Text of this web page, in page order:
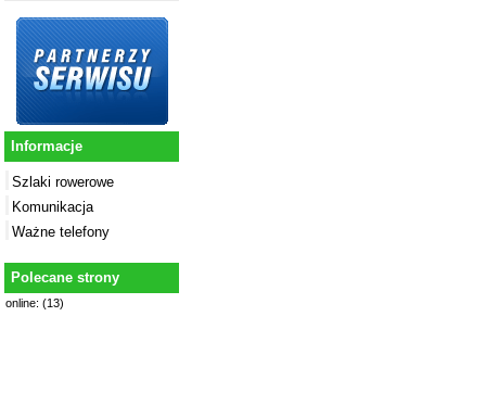
Informacje
Szlaki rowerowe
Komunikacja
Ważne telefony
Polecane strony
online: (13)